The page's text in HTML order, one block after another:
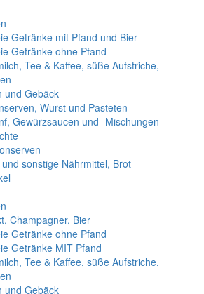
Getränke mit Pfand und Bier
Getränke ohne Pfand
Tee & Kaffee, süße Aufstriche,
und Gebäck
Wurst und Pasteten
Gewürzsaucen und -Mischungen
sonstige Nährmittel, Brot
Champagner, Bier
Getränke ohne Pfand
Getränke MIT Pfand
Tee & Kaffee, süße Aufstriche,
und Gebäck